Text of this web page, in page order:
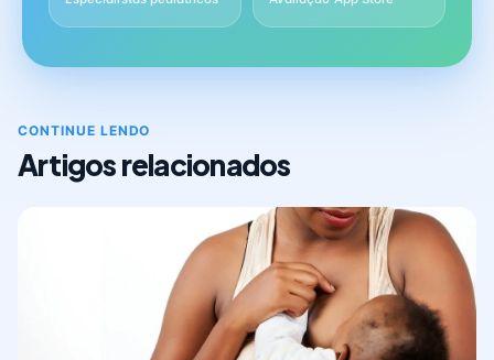
CONTINUE LENDO
Artigos relacionados